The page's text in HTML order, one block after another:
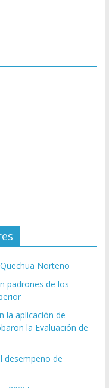
Norteño
padrones de los
la aplicación de
la Evaluación de
desempeño de